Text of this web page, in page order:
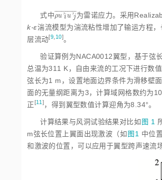
式中ρu 'iu 'j
¯ ¯
¯¯¯¯¯¯¯¯
ρu'iu'j¯为雷诺应力。采用
k⁃ε湍流模型为湍流粘性增加了输运方程
层流动[9 10]。
验证算例为NACA0012翼型，基于弦
总温为311 K，自由来流的工况下进行数
弦长为1 m，设置地面边界条件为滑移壁
面的无量纲距离为3，计算域网格数约为
正 [11 ] ，得到翼型数值计算迎角为8.34°。
计算结果与风洞试验结果对比如 图 1
m弦长位置上翼面出现激波（如 图1 中位
和激波的位置，可以应用于翼型跨声速流